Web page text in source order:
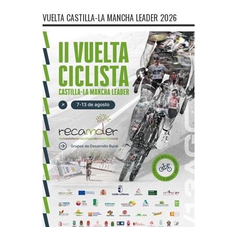
VUELTA CASTILLA-LA MANCHA LEADER 2026